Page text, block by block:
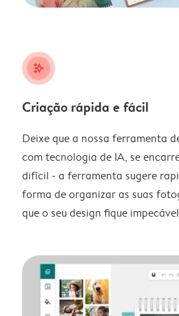
stars_plus
Criação rápida e fácil
Deixe que a nossa ferramenta
com tecnologia de IA, se
difícil - a ferramenta sugere
forma de organizar as suas
que o seu design fique